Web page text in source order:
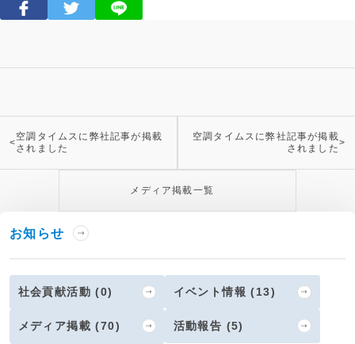
<
空調タイムスに弊社記事が掲載
されました
空調タイムスに弊社記事が掲載
されました
>
メディア掲載一覧
お知らせ
社会貢献活動 (0) イベント情報 (13)
メディア掲載 (70) 活動報告 (5)